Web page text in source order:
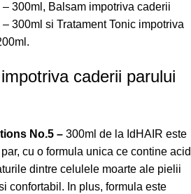
300ml, Balsam impotriva caderii
300ml si Tratament Tonic impotriva
caderii parului
No.5 – 300ml de la IdHAIR este
cu o formula unica ce contine acid
dintre celulele moarte ale pielii
confortabil. In plus, formula este